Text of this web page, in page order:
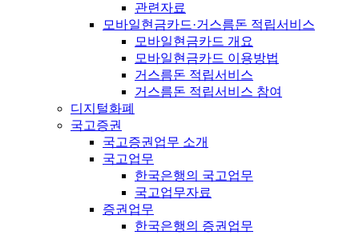
관련자료
모바일현금카드·거스름돈 적립서비스
모바일현금카드 개요
모바일현금카드 이용방법
거스름돈 적립서비스
거스름돈 적립서비스 참여
디지털화폐
국고증권
국고증권업무 소개
국고업무
한국은행의 국고업무
국고업무자료
증권업무
한국은행의 증권업무